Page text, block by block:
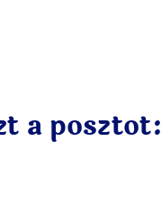
a posztot: